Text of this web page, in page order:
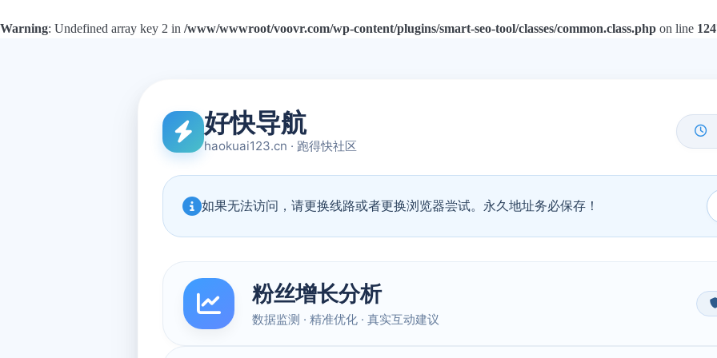
Warning: Undefined array key 2 in /www/wwwroot/voovr.com/wp-content/plugins/smart-seo-tool/classes/common.class.php on line